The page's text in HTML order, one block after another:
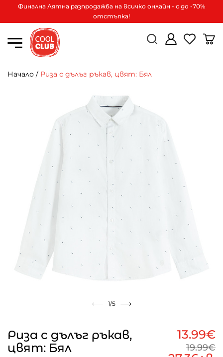
Финална Лятна разпродажба на всичко онлайн - с до -70%
отстъпка!
Начало / Риза с дълъг ръкав, цвят: Бял
1/5
Риза с дълъг ръкав,
цвят: Бял
13.99€
19.99€